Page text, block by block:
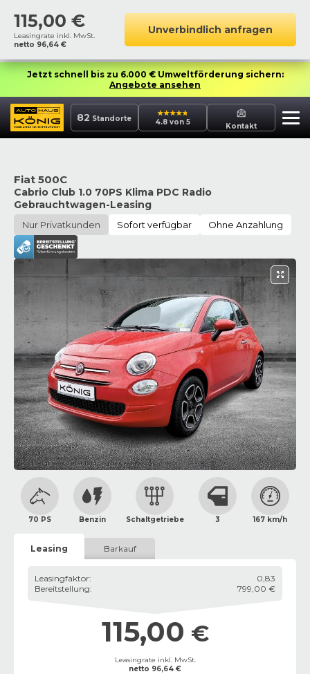
115,00 €
Leasingrate inkl. MwSt.
netto 96,64 €
Unverbindlich anfragen
Jetzt schnell bis zu 6.000 € Umweltförderung sichern:
Angebote ansehen
82 Standorte 4.8 von 5 Kontakt
Fiat 500C
Cabrio Club 1.0 70PS Klima PDC Radio
Gebrauchtwagen-Leasing
Nur Privatkunden Sofort verfügbar Ohne Anzahlung
Bild zeigt Beispielabbildung des Fahrzeugs
70 PS Benzin Schaltgetriebe 3 167 km/h
Leasing Barkauf
Leasingfaktor:
0,83
Bereitstellung: 799,00 €
115,00 €
Leasingrate inkl. MwSt.
netto 96,64 €